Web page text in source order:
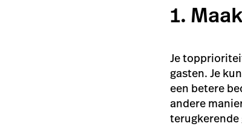
1.
Je
gasten. Je
een betere
andere
terugkerende